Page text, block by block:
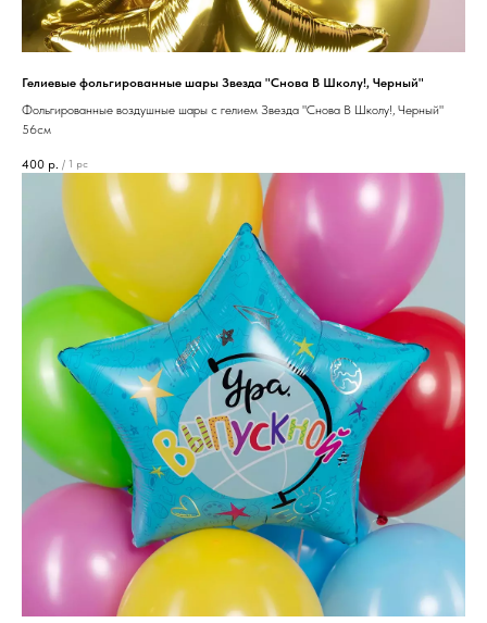
Гелиевые фольгированные шары Звезда "Снова В Школу!, Черный"
Фольгированные воздушные шары с гелием Звезда "Снова В Школу!, Черный"
56см
400 р. / 1 pc